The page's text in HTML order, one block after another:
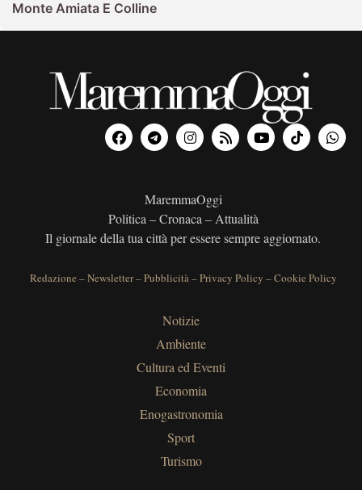
Monte Amiata E Colline
MaremmaOggi
Politica – Cronaca – Attualità
Il giornale della tua città per essere sempre aggiornato.
Redazione –Newsletter–Pubblicità–Privacy Policy –Cookie Policy
Notizie
Ambiente
Cultura ed Eventi
Economia
Enogastronomia
Sport
Turismo